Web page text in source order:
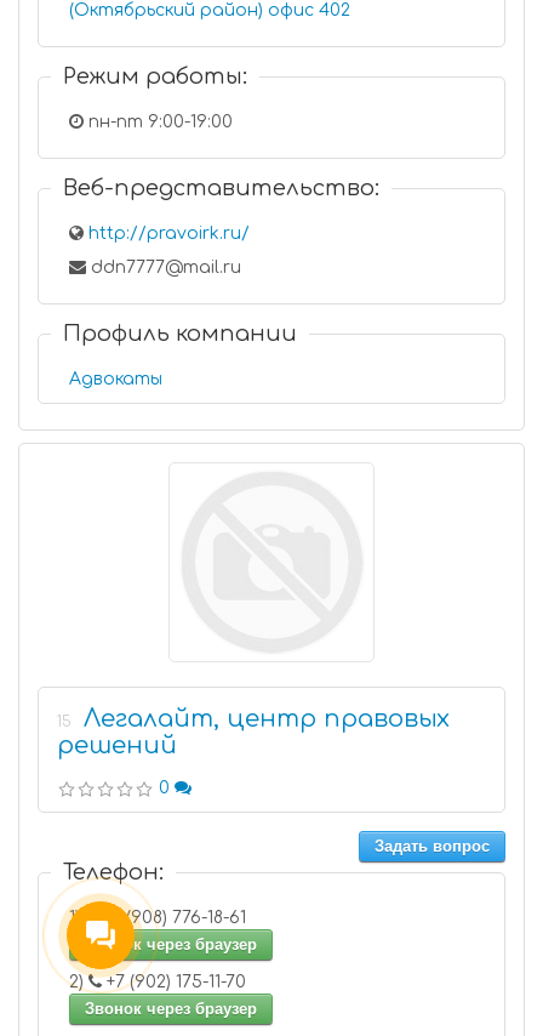
(Октябрьский район) офис 402
Режим работы:
пн-пт 9:00-19:00
Веб-представительство:
http://pravoirk.ru/
ddn7777@mail.ru
Профиль компании
Адвокаты
15
Легалайт, центр правовых
решений
0
Задать вопрос
Телефон:
1)
+7 (908) 776-18-61
Звонок через браузер
2)
+7 (902) 175-11-70
Звонок через браузер